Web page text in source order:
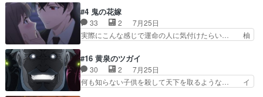
タ教育のせいで瑞佳がヒモカス… 伊万里ちゃんの
人前での苦手意識を抱えなが… 第４話をｄアニメ
ストアで視聴しました。視…
なはプリキュア仲間には自分が未来から… の活
躍、敵を圧倒ってのはおおよその流れだ… キュア
エクレール初変身＆初戦闘。プリキュ… キュアエ
クレールは強いが力を制御できない… キュアエク
ッコロで始まってちょっ… バカおもろいやん
www実質まどマギやんけ… しかも実質的にエク
レールが倒したビルであ…
#4 鬼の花嫁
33 2
7月25日
実際にこんな感じで運命の人に気付けたらい… 柚
の花嫁は一見すると甘い夢、理想の天国… 玲夜さ
んのご両親の登場ですこの世に数多い… 玲夜のお
父さんが石田彰だったことに驚きを… 主人公自分
の立場わかって無さすぎやしまた… ヨミツガと
#16 黄泉のツガイ
30 2
7月25日
何も知らない子供を殺して天下を取るような… イ